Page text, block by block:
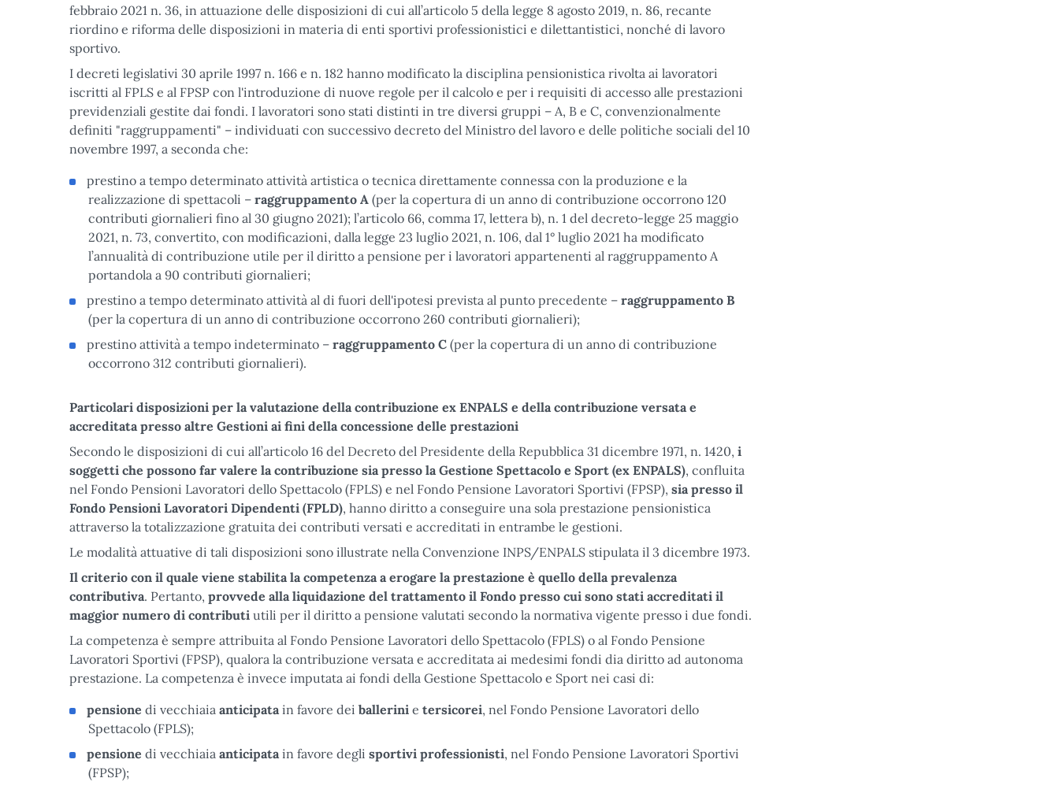
febbraio 2021 n. 36, in attuazione delle disposizioni di cui all’articolo 5 della legge 8 agosto 2019, n. 86, recante
riordino e riforma delle disposizioni in materia di enti sportivi professionistici e dilettantistici, nonché di lavoro
sportivo.
I decreti legislativi 30 aprile 1997 n. 166 e n. 182 hanno modificato la disciplina pensionistica rivolta ai lavoratori
iscritti al FPLS e al FPSP con l'introduzione di nuove regole per il calcolo e per i requisiti di accesso alle prestazioni
previdenziali gestite dai fondi. I lavoratori sono stati distinti in tre diversi gruppi – A, B e C, convenzionalmente
definiti "raggruppamenti" – individuati con successivo decreto del Ministro del lavoro e delle politiche sociali del 10
novembre 1997, a seconda che:
prestino a tempo determinato attività artistica o tecnica direttamente connessa con la produzione e la
realizzazione di spettacoli – raggruppamento A (per la copertura di un anno di contribuzione occorrono 120
contributi giornalieri fino al 30 giugno 2021); l’articolo 66, comma 17, lettera b), n. 1 del decreto-legge 25 maggio
2021, n. 73, convertito, con modificazioni, dalla legge 23 luglio 2021, n. 106, dal 1° luglio 2021 ha modificato
l’annualità di contribuzione utile per il diritto a pensione per i lavoratori appartenenti al raggruppamento A
portandola a 90 contributi giornalieri;
prestino a tempo determinato attività al di fuori dell'ipotesi prevista al punto precedente – raggruppamento B
(per la copertura di un anno di contribuzione occorrono 260 contributi giornalieri);
prestino attività a tempo indeterminato – raggruppamento C (per la copertura di un anno di contribuzione
occorrono 312 contributi giornalieri).
Particolari disposizioni per la valutazione della contribuzione ex ENPALS e della contribuzione versata e
accreditata presso altre Gestioni ai fini della concessione delle prestazioni
Secondo le disposizioni di cui all’articolo 16 del Decreto del Presidente della Repubblica 31 dicembre 1971, n. 1420, i
soggetti che possono far valere la contribuzione sia presso la Gestione Spettacolo e Sport (ex ENPALS), confluita
nel Fondo Pensioni Lavoratori dello Spettacolo (FPLS) e nel Fondo Pensione Lavoratori Sportivi (FPSP), sia presso il
Fondo Pensioni Lavoratori Dipendenti (FPLD), hanno diritto a conseguire una sola prestazione pensionistica
attraverso la totalizzazione gratuita dei contributi versati e accreditati in entrambe le gestioni.
Le modalità attuative di tali disposizioni sono illustrate nella Convenzione INPS/ENPALS stipulata il 3 dicembre 1973.
Il criterio con il quale viene stabilita la competenza a erogare la prestazione è quello della prevalenza
contributiva. Pertanto, provvede alla liquidazione del trattamento il Fondo presso cui sono stati accreditati il
maggior numero di contributi utili per il diritto a pensione valutati secondo la normativa vigente presso i due fondi.
La competenza è sempre attribuita al Fondo Pensione Lavoratori dello Spettacolo (FPLS) o al Fondo Pensione
Lavoratori Sportivi (FPSP), qualora la contribuzione versata e accreditata ai medesimi fondi dia diritto ad autonoma
prestazione. La competenza è invece imputata ai fondi della Gestione Spettacolo e Sport nei casi di:
pensione di vecchiaia anticipatain favore dei ballerini e tersicorei, nel Fondo Pensione Lavoratori dello
Spettacolo (FPLS);
pensione di vecchiaia anticipatain favore degli sportivi professionisti, nel Fondo Pensione Lavoratori Sportivi
(FPSP);